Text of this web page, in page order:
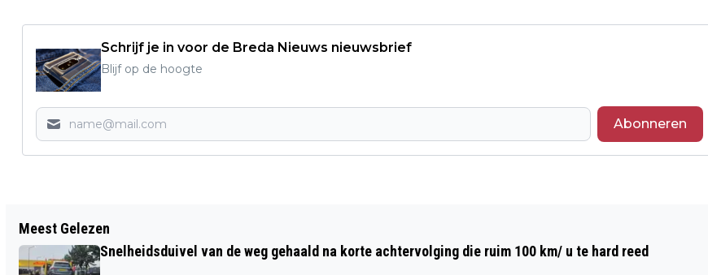
Schrijf je in voor de Breda Nieuws nieuwsbrief
Blijf op de hoogte
Abonneren
GEMEENTEN WERKEN MET
WATERSCHAP AAN GEZONDE
GROOTSTE KNELPUNTEN OP WEST-
Meest Gelezen
Snelheidsduivel van de weg gehaald na korte achtervolging die ruim 100 km/ u te hard reed